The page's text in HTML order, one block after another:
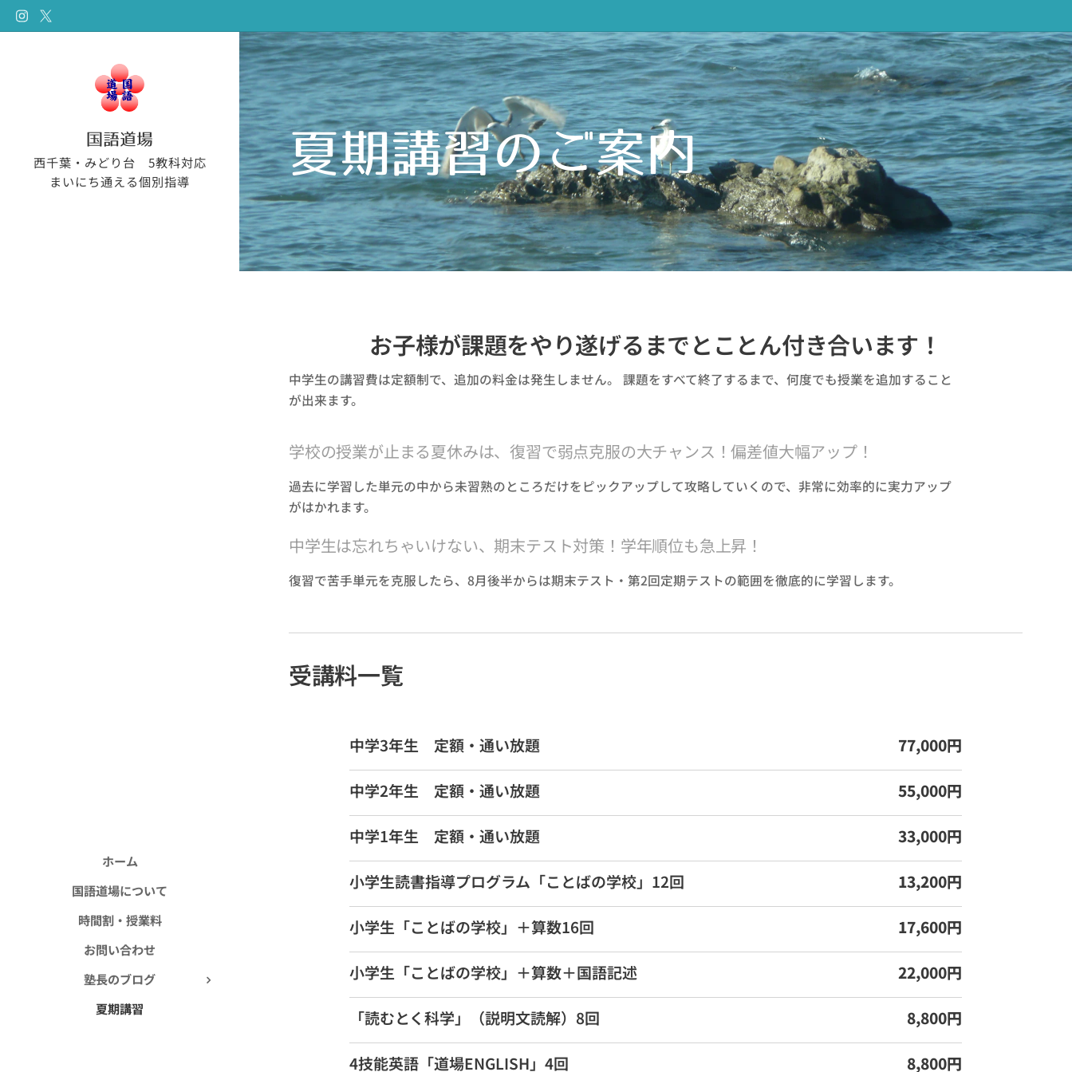
国語道場
西千葉・みどり台 5教科対応
まいにち通える個別指導
ホーム
国語道場について
時間割・授業料
お問い合わせ
塾長のブログ
夏期講習
夏期講習のご案内
お子様が課題をやり遂げるまでとことん付き合います！
中学生の講習費は定額制で、追加の料金は発生しません。 課題をすべて終了するまで、何度でも授業を追加すること
が出来ます。
学校の授業が止まる夏休みは、復習で弱点克服の大チャンス！偏差値大幅アップ！
過去に学習した単元の中から未習熟のところだけをピックアップして攻略していくので、非常に効率的に実力アップ
がはかれます。
中学生は忘れちゃいけない、期末テスト対策！学年順位も急上昇！
復習で苦手単元を克服したら、8月後半からは期末テスト・第2回定期テストの範囲を徹底的に学習します。
受講料一覧
中学3年生 定額・通い放題 77,000円
中学2年生 定額・通い放題 55,000円
中学1年生 定額・通い放題 33,000円
小学生読書指導プログラム「ことばの学校」12回 13,200円
小学生「ことばの学校」＋算数16回 17,600円
小学生「ことばの学校」＋算数＋国語記述 22,000円
「読むとく科学」（説明文読解）8回 8,800円
4技能英語「道場ENGLISH」4回 8,800円